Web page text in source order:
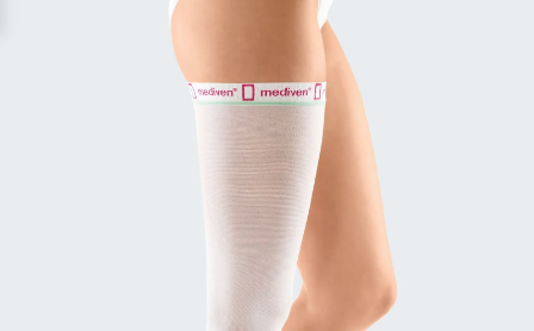
10
paar
(kopie)